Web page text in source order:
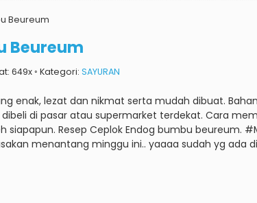
Beureum
Beureum
649x ◦ Kategori: SAYURAN
enak, lezat dan nikmat serta mudah dibuat.
di pasar atau supermarket terdekat. Cara
siapapun. Resep Ceplok Endog bumbu beureum.
menantang minggu ini.. yaaaa sudah yg ada di